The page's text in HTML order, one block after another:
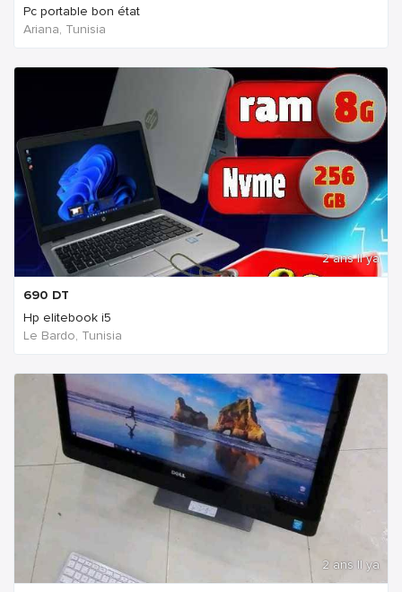
Pc portable bon état
Ariana, Tunisia
2 ans Il ya
690 DT
Hp elitebook i5
Le Bardo, Tunisia
2 ans Il ya